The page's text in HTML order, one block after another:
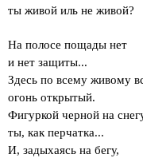
ты живой иль не живой?
На полосе пощады нет
и нет защиты...
Здесь по всему живому
огонь открытый.
Фигуркой черной на
ты, как перчатка...
И, задыхаясь на бегу,